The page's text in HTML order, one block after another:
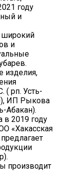
году
и
широкий
и
изделия,
( рп. Усть-
ИП Рыкова
Абакан).
в 2019 году
«Хакасская
производит